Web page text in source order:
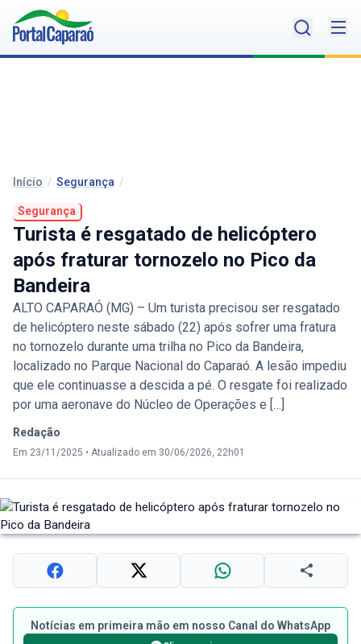
Início / Segurança /
Segurança
Turista é resgatado de helicóptero
após fraturar tornozelo no Pico da
Bandeira
ALTO CAPARAÓ (MG) – Um turista precisou ser resgatado
de helicóptero neste sábado (22) após sofrer uma fratura
no tornozelo durante uma trilha no Pico da Bandeira,
localizado no Parque Nacional do Caparaó. A lesão impediu
que ele continuasse a descida a pé. O resgate foi realizado
por uma aeronave do Núcleo de Operações e […]
Redação
Em 23/11/2025 • Atualizado em 30/06/2026, 22h01
Notícias em primeira mão em nosso Canal do WhatsApp